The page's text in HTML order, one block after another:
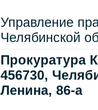
Управление
Челябинской
Прокуратура
456730,
Ленина, 86-а